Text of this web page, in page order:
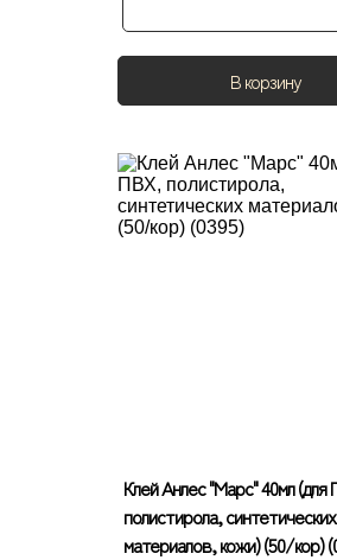
В корзину
Клей Анлес "Марс" 40мл
полистирола, синтетических
материалов, кожи) (50/кор)